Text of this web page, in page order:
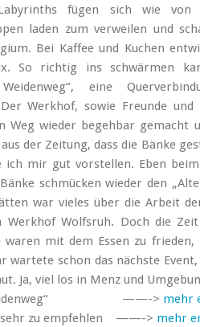
fügen sich wie
laden zum verweilen und
Bei Kaffee und Kuchen
So richtig ins schwärmen
eine
Werkhof, sowie Freunde und
Weg wieder begehbar gemacht
der Zeitung, dass die Bänke
mir gut vorstellen. Eben beim
schmücken wieder den
war vieles über die Arbeit
Werkhof Wolfsruh. Doch die
mit dem Essen zu frieden,
wartete schon das nächste
Ja, viel los in Menz und
Weidenweg“ ——-> mehr
sehr zu empfehlen ——-> mehr